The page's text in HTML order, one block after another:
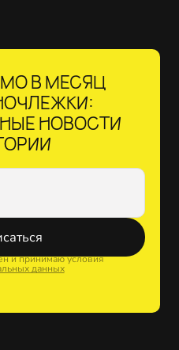
В МЕСЯЦ
НОВОСТИ
и принимаю условия
данных